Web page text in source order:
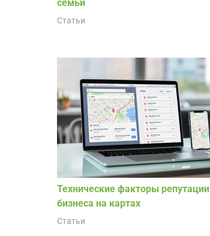
семьи
Статьи
Технические факторы репутации
бизнеса на картах
Статьи